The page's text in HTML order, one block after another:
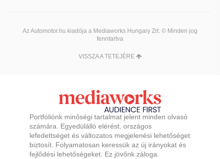
Az Automotor.hu kiadója a Mediaworks Hungary Zrt. © Minden jog
fenntartva
VISSZA A TETEJÉRE
Portfóliónk minőségi tartalmat jelent minden olvasó
számára. Egyedülálló elérést, országos
lefedettséget és változatos megjelenési lehetőséget
biztosít. Folyamatosan keressük az új irányokat és
fejlődési lehetőségeket. Ez jövőnk záloga.